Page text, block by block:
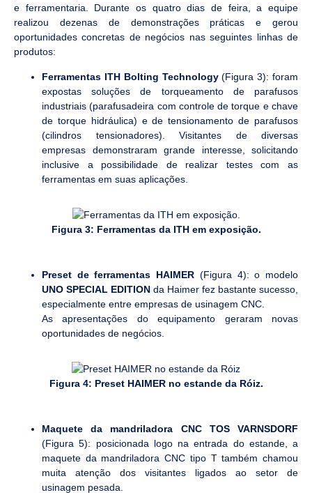
e ferramentaria. Durante os quatro dias de feira, a equipe
realizou dezenas de demonstrações práticas e gerou
oportunidades concretas de negócios nas seguintes linhas de
produtos:
Ferramentas ITH Bolting Technology(Figura 3): foram
expostas soluções de torqueamento de parafusos
industriais (parafusadeira com controle de torque e chave
de torque hidráulica) e de tensionamento de parafusos
(cilindros tensionadores). Visitantes de diversas
empresas demonstraram grande interesse, solicitando
inclusive a possibilidade de realizar testes com as
ferramentas em suas aplicações.
Figura 3: Ferramentas da ITH em exposição.
Preset de ferramentas HAIMER (Figura 4): o modelo
UNO SPECIAL EDITION da Haimer fez bastante sucesso,
especialmente entre empresas de usinagem CNC.
As apresentações do equipamento geraram novas
oportunidades de negócios.
Figura 4: Preset HAIMER no estande da Róiz.
Maquete da mandriladora CNC TOS VARNSDORF
(Figura 5): posicionada logo na entrada do estande, a
maquete da mandriladora CNC tipo T também chamou
muita atenção dos visitantes ligados ao setor de
usinagem pesada.